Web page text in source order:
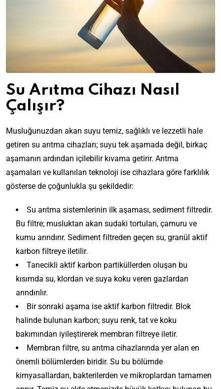
Su Arıtma Cihazı Nasıl
Çalışır?
Musluğunuzdan akan suyu temiz, sağlıklı ve lezzetli hale
getiren su arıtma cihazları; suyu tek aşamada değil, birkaç
aşamanın ardından içilebilir kıvama getirir. Arıtma
aşamaları ve kullanılan teknoloji ise cihazlara göre farklılık
gösterse de çoğunlukla şu şekildedir:
Su arıtma sistemlerinin ilk aşaması, sediment filtredir.
Bu filtre; musluktan akan sudaki tortuları, çamuru ve
kumu arındırır. Sediment filtreden geçen su, granül aktif
karbon filtreye iletilir.
Tanecikli aktif karbon partiküllerden oluşan bu
kısımda su, klordan ve suya koku veren gazlardan
arındırılır.
Bir sonraki aşama ise aktif karbon filtredir. Blok
halinde bulunan karbon; suyu renk, tat ve koku
bakımından iyileştirerek membran filtreye iletir.
Membran filtre, su arıtma cihazlarında yer alan en
önemli bölümlerden biridir. Su bu bölümde
kimyasallardan, bakterilerden ve mikroplardan tamamen